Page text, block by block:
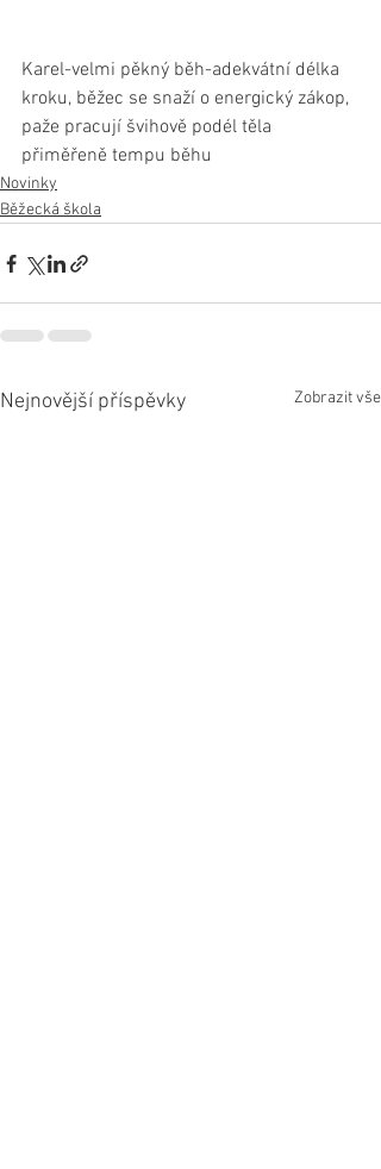
Karel-velmi pěkný běh-adekvátní délka
kroku, běžec se snaží o energický zákop,
paže pracují švihově podél těla
přiměřeně tempu běhu
Novinky
Běžecká škola
Nejnovější příspěvky Zobrazit vše